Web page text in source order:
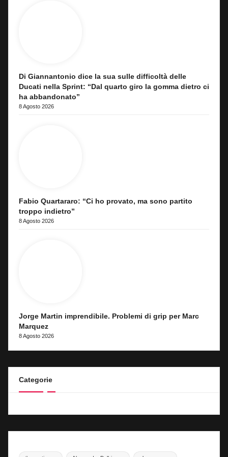
Di Giannantonio dice la sua sulle difficoltà delle
Ducati nella Sprint: “Dal quarto giro la gomma dietro ci
ha abbandonato”
8 Agosto 2026
Fabio Quartararo: “Ci ho provato, ma sono partito
troppo indietro”
8 Agosto 2026
Jorge Martin imprendibile. Problemi di grip per Marc
Marquez
8 Agosto 2026
Categorie